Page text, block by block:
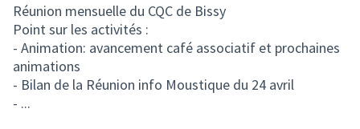
(Lien externe)
Réunion mensuelle du CQC de Bissy
Point sur les activités :
- Animation: avancement café associatif et prochaines
animations
- Bilan de la Réunion info Moustique du 24 avril
- ...